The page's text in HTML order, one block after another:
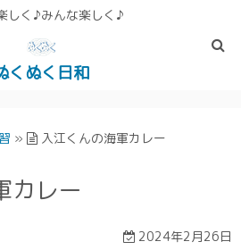
しく♪みんな楽しく♪
くぬく日和
» 入江くんの海軍カレー
カレー
2024年2月26日